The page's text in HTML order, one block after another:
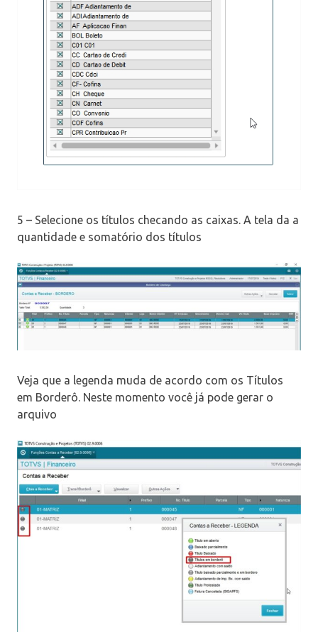
5 – Selecione os títulos checando as caixas. A tela da a
quantidade e somatório dos títulos
Veja que a legenda muda de acordo com os Títulos
em Borderô. Neste momento você já pode gerar o
arquivo